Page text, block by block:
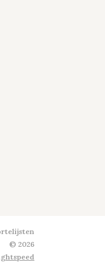
© 2026